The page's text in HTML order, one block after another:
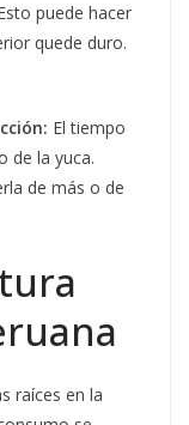
puede hacer
quede duro.
El tiempo
de la yuca.
de más o de
raíces en la